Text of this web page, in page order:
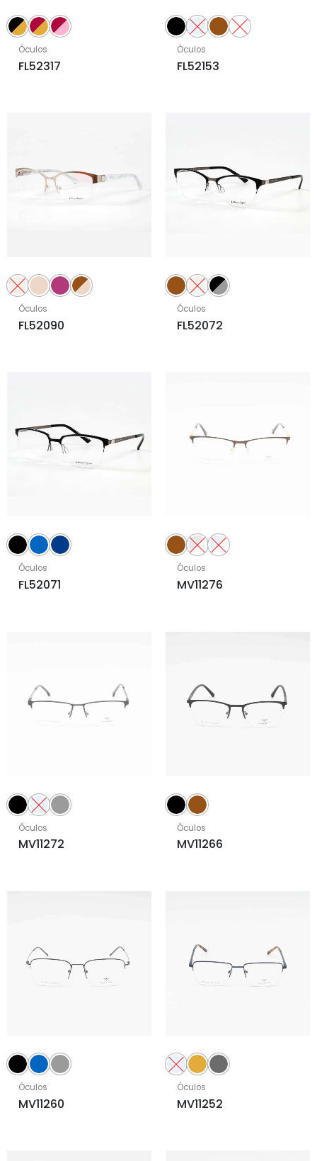
Óculos
FL52317
Óculos
FL52153
Óculos
FL52090
Óculos
FL52072
Óculos
FL52071
Óculos
MV11276
Óculos
MV11272
Óculos
MV11266
Óculos
MV11260
Óculos
MV11252